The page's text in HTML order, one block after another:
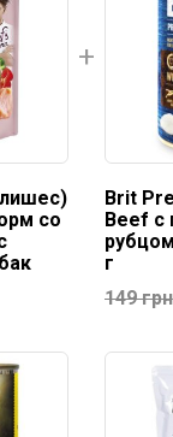
со
Brit
Beef с
г
149грн